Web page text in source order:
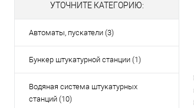
УТОЧНИТЕ КАТЕГОРИЮ:
Автоматы, пускатели (3)
Бункер штукатурной станции (1)
Водяная система штукатурных
станций (10)